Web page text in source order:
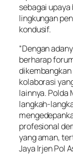
sebagai
lingkungan
kondusif.
“Dengan
berharap
kolaborasi
lainnya. Polda
langkah-
profesional
yang aman,
Jaya Irjen Pol